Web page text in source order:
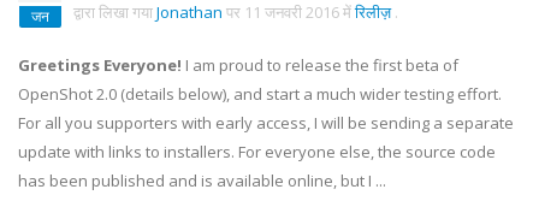
जन द्वारा लिखा गयाJonathan पर 11 जनवरी 2016मेंरिलीज़.
Greetings Everyone! I am proud to release the first beta of
OpenShot 2.0 (details below), and start a much wider testing effort.
For all you supporters with early access, I will be sending a separate
update with links to installers. For everyone else, the source code
has been published and is available online, but I ...